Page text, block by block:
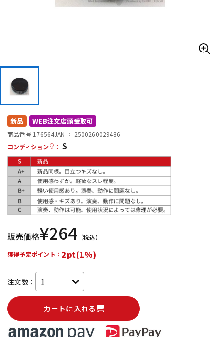
配信/ライブ機器
中古 ヴィンテージ
新品 WEB注文店頭受取可
商品番号 176564JAN ： 2500260029486
コンディション
： S
販売価格¥264 （税込）
獲得予定ポイント： 2pt(1%)
注文数：
カートに入れる